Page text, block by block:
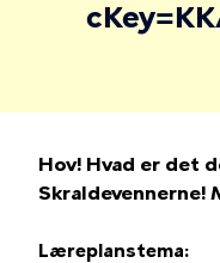
Hov! Hvad er det
Skraldevennerne!
Læreplanstema